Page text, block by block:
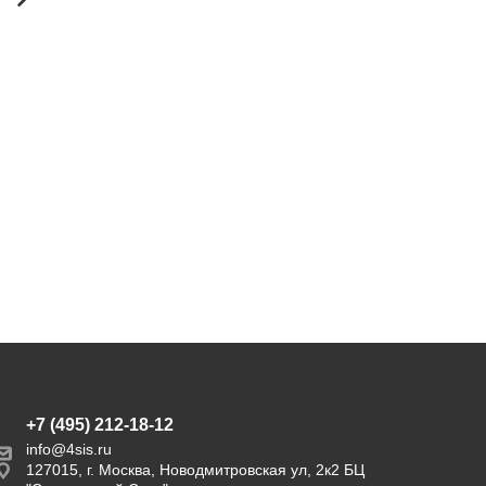
+7 (495) 212-18-12
info@4sis.ru
127015, г. Москва, Новодмитровская ул, 2к2 БЦ